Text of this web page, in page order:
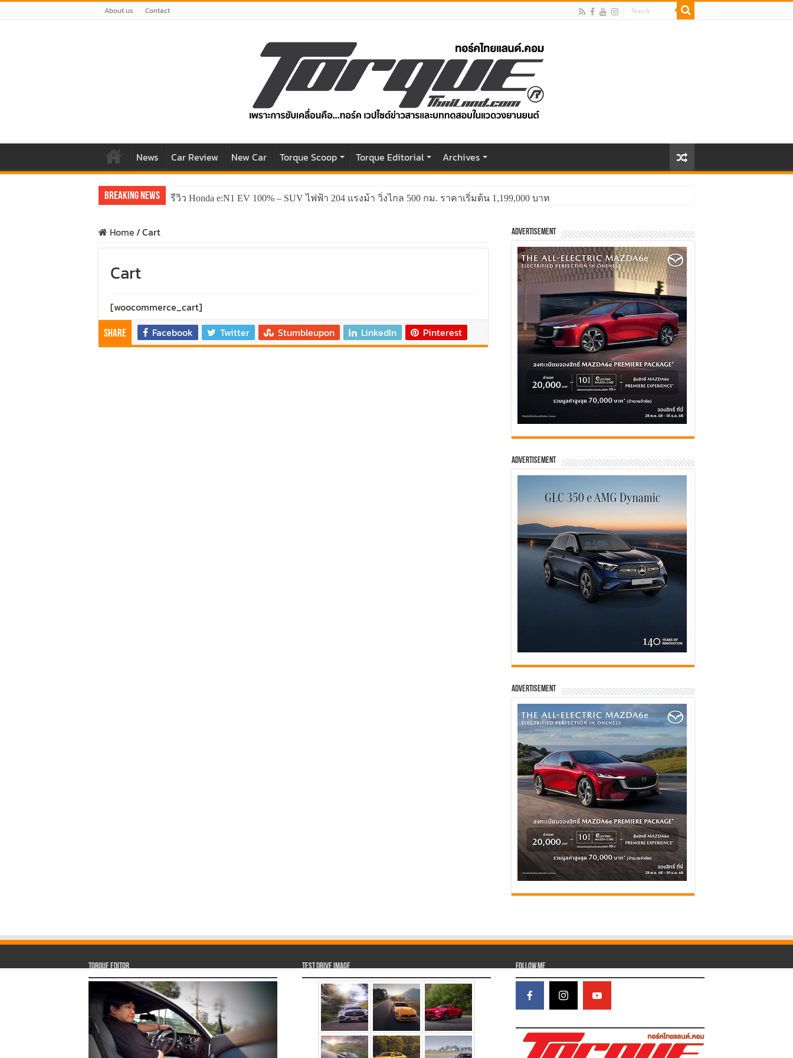
About us Contact
News Car Review New Car Torque Scoop Torque Editorial Archives
Breaking News รีวิว Honda e:N1 EV 100% – SUV ไฟฟ้า 204 แรงม้า วิ่งไกล 500 กม. ราคาเริ่มต้น 1,199,000 บาท
Home/Cart
Cart
[woocommerce_cart]
Share Facebook Twitter Stumbleupon LinkedIn Pinterest
Advertisement
Advertisement
Advertisement
Torque Editor Test Drive Image Follow Me